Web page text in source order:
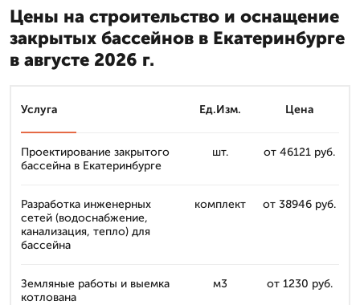
Цены на строительство и оснащение
закрытых бассейнов в Екатеринбурге
в августе 2026 г.
Услуга Ед.Изм. Цена
Проектирование закрытого
бассейна в Екатеринбурге
шт. от 46121 руб.
Разработка инженерных
сетей (водоснабжение,
канализация, тепло) для
бассейна
комплект от 38946 руб.
Земляные работы и выемка
котлована
м3 от 1230 руб.